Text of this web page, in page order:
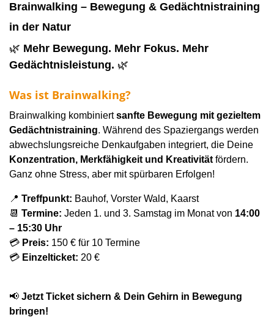
Brainwalking – Bewegung & Gedächtnistraining
in der Natur
🌿 Mehr Bewegung. Mehr Fokus. Mehr
Gedächtnisleistung. 🌿
Was ist Brainwalking?
Brainwalking kombiniertsanfte Bewegung mit gezieltem
Gedächtnistraining. Während des Spaziergangs werden
abwechslungsreiche Denkaufgaben integriert, die Deine
Konzentration, Merkfähigkeit und Kreativität fördern.
Ganz ohne Stress, aber mit spürbaren Erfolgen!
📍 Treffpunkt: Bauhof, Vorster Wald, Kaarst
📆 Termine: Jeden 1. und 3. Samstag im Monat von 14:00
– 15:30 Uhr
💳 Preis: 150 € für 10 Termine
💳 Einzelticket: 20 €
📢 Jetzt Ticket sichern & Dein Gehirn in Bewegung
bringen!